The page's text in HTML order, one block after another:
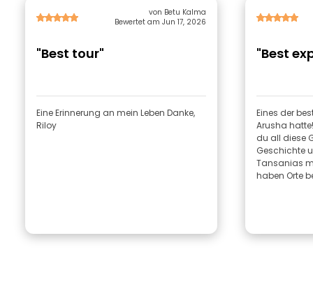
von Betu Kalma
Bewertet am Jun 17, 2026
"Best tour"
Eine Erinnerung an mein Leben Danke,
Riloy
"Best
Eines der
Arusha
du all diese
Geschichte
Tansanias
haben Orte